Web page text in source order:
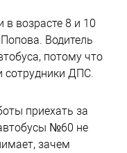
в возрасте 8 и 10
Водитель
потому что
сотрудники ДПС.
приехать за
№60 не
зачем